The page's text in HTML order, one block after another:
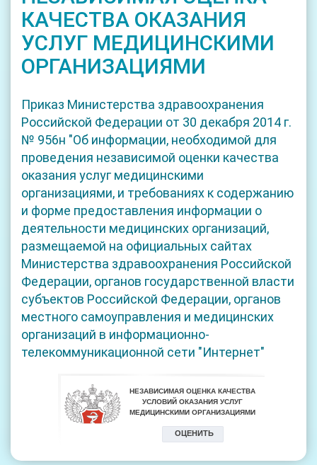
КАЧЕСТВА ОКАЗАНИЯ
УСЛУГ МЕДИЦИНСКИМИ
ОРГАНИЗАЦИЯМИ
Приказ Министерства здравоохранения
Российской Федерации от 30 декабря 2014 г.
№ 956н "Об информации, необходимой для
проведения независимой оценки качества
оказания услуг медицинскими
организациями, и требованиях к содержанию
и форме предоставления информации о
деятельности медицинских организаций,
размещаемой на официальных сайтах
Министерства здравоохранения Российской
Федерации, органов государственной власти
субъектов Российской Федерации, органов
местного самоуправления и медицинских
организаций в информационно-
телекоммуникационной сети "Интернет"